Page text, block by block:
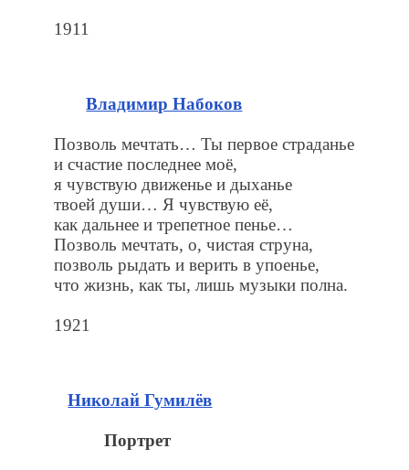
1911
Владимир Набоков
Позволь мечтать… Ты первое страданье
и счастие последнее моё,
я чувствую движенье и дыханье
твоей души… Я чувствую её,
как дальнее и трепетное пенье…
Позволь мечтать, о, чистая струна,
позволь рыдать и верить в упоенье,
что жизнь, как ты, лишь музыки полна.
1921
Николай Гумилёв
Портрет